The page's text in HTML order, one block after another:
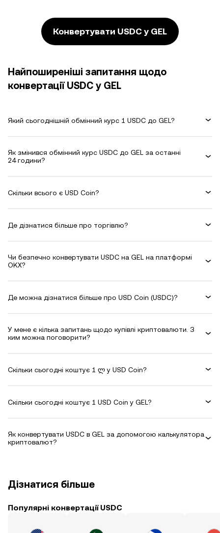
Конвертувати USDC у GEL
Найпоширеніші запитання щодо
конвертації USDC у GEL
Який сьогоднішній обмінний курс 1 USDC до GEL?
Як змінився обмінний курс USDC до GEL за останні
24 години?
Скільки всього є USD Coin?
Де дізнатися більше про торгівлю?
Чи безпечно конвертувати USDC на GEL на платформі
OKX?
Де можна дізнатися більше про USD Coin (USDC)?
У мене є кілька запитань щодо купівлі криптовалюти. З
ким можна поговорити?
Скільки сьогодні коштує 1 ლ у USD Coin?
Скільки сьогодні коштує 1 USD Coin у GEL?
Як конвертувати USDC в GEL за допомогою калькулятора
криптовалют?
Дізнатися більше
Популярні конвертації USDC